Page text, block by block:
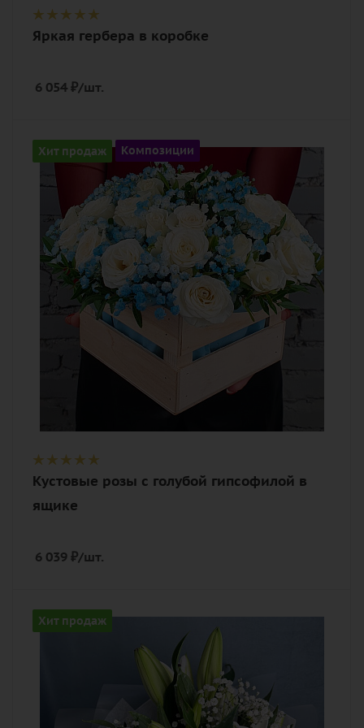
Яркая гербера в коробке
6 054 ₽/шт.
Хит продаж Композиции
Цвет
белый, голубой
Описание
гипсофилы, роза пионовидная,
зелень, оазис, ящик
Кустовые розы с голубой гипсофилой в
ящике
6 039 ₽/шт.
Хит продаж
Количество
3